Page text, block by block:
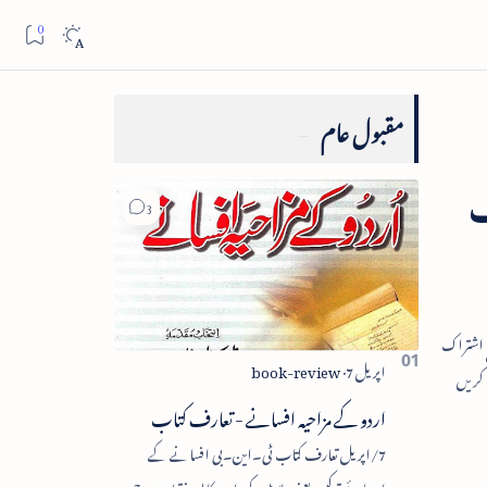
مقبول عام
اردو کے مزاحیہ افسانے - تعارف کتاب
7/اپریل تعارف کتاب ٹی۔این۔بی افسانے کے